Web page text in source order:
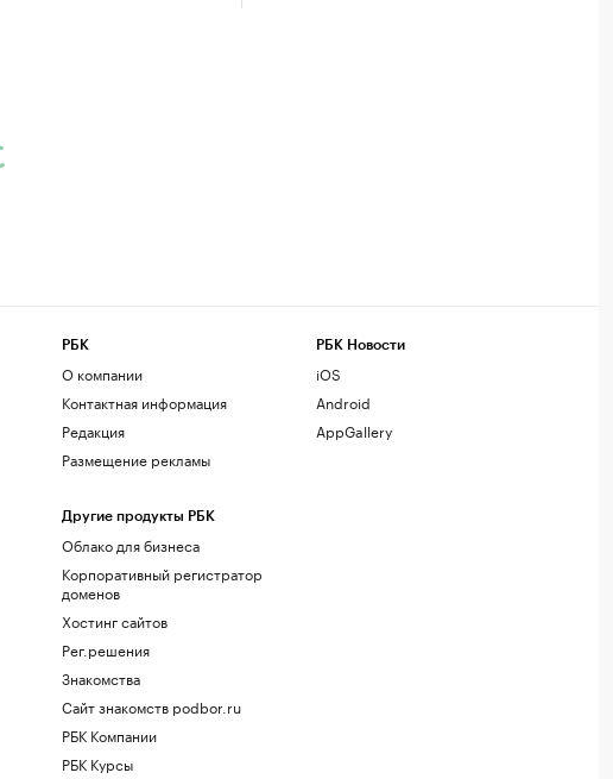
РБК
О компании
Контактная информация
Редакция
Размещение рекламы
Другие продукты РБК
Облако для бизнеса
Корпоративный регистратор
доменов
Хостинг сайтов
Рег.решения
Знакомства
Сайт знакомств podbor.ru
РБК Компании
РБК Курсы
РБК Новости
iOS
Android
AppGallery